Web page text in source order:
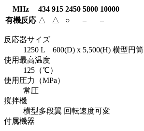
MHz 434 915 2450 5800 10000
有機反応 △ △ ○ – –
反応器サイズ
1250 L 600(D) x 5,500(H) 横型円筒
使用最高温度
125（℃）
使用圧力（MPa）
常圧
撹拌機
横型多段翼 回転速度可変
付属機器